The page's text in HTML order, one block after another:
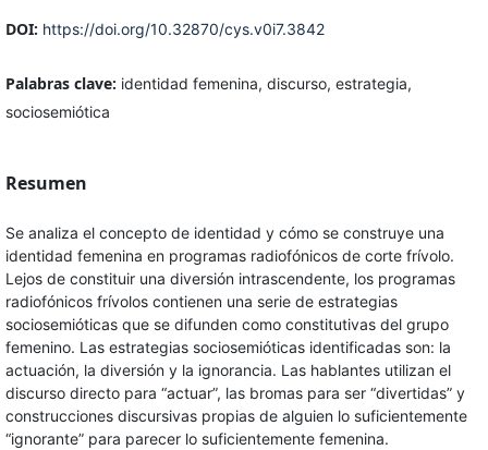
DOI: https://doi.org/10.32870/cys.v0i7.3842
Palabras clave: identidad femenina, discurso, estrategia,
sociosemiótica
Resumen
Se analiza el concepto de identidad y cómo se construye una
identidad femenina en programas radiofónicos de corte frívolo.
Lejos de constituir una diversión intrascendente, los programas
radiofónicos frívolos contienen una serie de estrategias
sociosemióticas que se difunden como constitutivas del grupo
femenino. Las estrategias sociosemióticas identificadas son: la
actuación, la diversión y la ignorancia. Las hablantes utilizan el
discurso directo para “actuar”, las bromas para ser “divertidas” y
construcciones discursivas propias de alguien lo suficientemente
“ignorante” para parecer lo suficientemente femenina.